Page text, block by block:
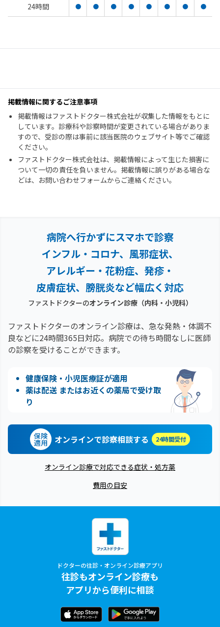
24時間
● ● ● ● ● ● ● ●
掲載情報に関するご注意事項
掲載情報はファストドクター株式会社が収集した情報をもとに
しています。診療科や診察時間が変更されている場合がありま
すので、受診の際は事前に該当医院のウェブサイト等でご確認
ください。
ファストドクター株式会社は、掲載情報によって生じた損害に
ついて一切の責任を負いません。掲載情報に誤りがある場合な
どは、お問い合わせフォームからご連絡ください。
病院へ行かずにスマホで診察
インフル・コロナ、風邪症状、
アレルギー・花粉症、 発疹・
皮膚症状、膀胱炎など幅広く対応
ファストドクターのオンライン診療（内科・小児科）
ファストドクターのオンライン診療は、急な発熱・体調不
良などに24時間365日対応。 病院での待ち時間なしに医師
の診察を受けることができます。
健康保険・小児医療証が適用
薬は配送 またはお近くの薬局で受け取
り
保険
適用 オンラインで診察相談する 24時間受付
オンライン診療で対応できる症状・処方薬
費用の目安
ドクターの往診・オンライン診療アプリ
往診もオンライン診療も
アプリから便利に相談